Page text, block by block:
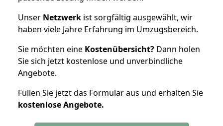
Unser Netzwerk ist sorgfältig ausgewählt, wir
haben viele Jahre Erfahrung im Umzugsbereich.
Sie möchten eine Kostenübersicht? Dann holen
Sie sich jetzt kostenlose und unverbindliche
Angebote.
Füllen Sie jetzt das Formular aus und erhalten Sie
kostenloseAngebote.